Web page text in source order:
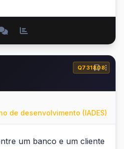
Q731808
de desenvolvimento (IADES)
um banco e um cliente